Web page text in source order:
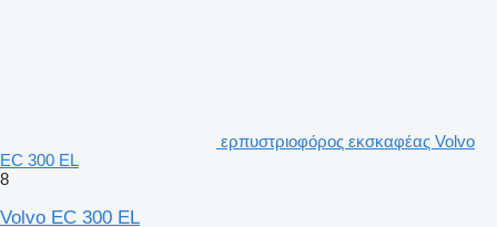
ερπυστριοφόρος εκσκαφέας Volvo
EC 300 EL
8
Volvo EC 300 EL